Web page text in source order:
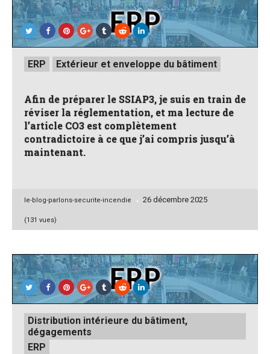
Posted
inERP Extérieur et enveloppe du bâtiment
Afin de préparer le SSIAP3, je suis en train de
réviser la réglementation, et ma lecture de
l’article CO3 est complètement
contradictoire à ce que j’ai compris jusqu’à
maintenant.
Posted
le-blog-parlons-securite-incendie 26 décembre 2025
(131 vues)
Posted
inDistribution intérieure du bâtiment,
dégagements
ERP